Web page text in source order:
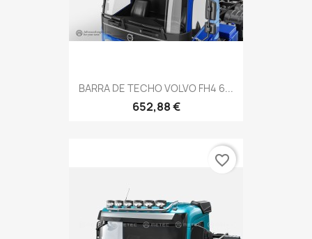
BARRA DE TECHO VOLVO FH4 6...
652,88 €
favorite_border